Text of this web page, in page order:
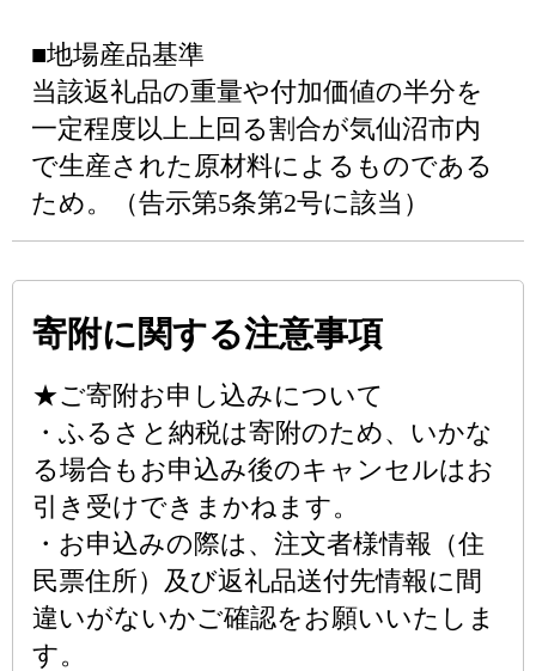
■地場産品基準
当該返礼品の重量や付加価値の半分を
一定程度以上上回る割合が気仙沼市内
で生産された原材料によるものである
ため。（告示第5条第2号に該当）
寄附に関する注意事項
★ご寄附お申し込みについて
・ふるさと納税は寄附のため、いかな
る場合もお申込み後のキャンセルはお
引き受けできまかねます。
・お申込みの際は、注文者様情報（住
民票住所）及び返礼品送付先情報に間
違いがないかご確認をお願いいたしま
す。